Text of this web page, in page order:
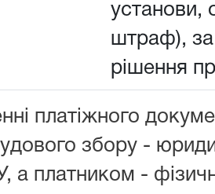
установи,
штраф),
рішення
платіжного
збору -
а платником -